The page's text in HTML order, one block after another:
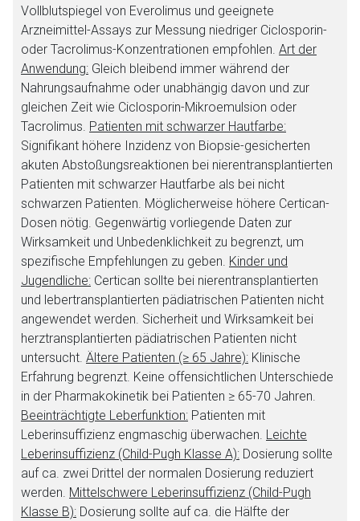
Vollblutspiegel von Everolimus und geeignete
Arzneimittel-Assays zur Messung niedriger Ciclosporin-
oder Tacrolimus-Konzentrationen empfohlen. Art der
Anwendung: Gleich bleibend immer während der
Nahrungsaufnahme oder unabhängig davon und zur
gleichen Zeit wie Ciclosporin-Mikroemulsion oder
Tacrolimus. Patienten mit schwarzer Hautfarbe:
Signifikant höhere Inzidenz von Biopsie-gesicherten
akuten Abstoßungsreaktionen bei nierentransplantierten
Patienten mit schwarzer Hautfarbe als bei nicht
schwarzen Patienten. Möglicherweise höhere Certican-
Dosen nötig. Gegenwärtig vorliegende Daten zur
Wirksamkeit und Unbedenklichkeit zu begrenzt, um
spezifische Empfehlungen zu geben. Kinder und
Jugendliche: Certican sollte bei nierentransplantierten
und lebertransplantierten pädiatrischen Patienten nicht
angewendet werden. Sicherheit und Wirksamkeit bei
herztransplantierten pädiatrischen Patienten nicht
untersucht. Ältere Patienten (≥ 65 Jahre): Klinische
Erfahrung begrenzt. Keine offensichtlichen Unterschiede
in der Pharmakokinetik bei Patienten ≥ 65-70 Jahren.
Beeinträchtigte Leberfunktion: Patienten mit
Leberinsuffizienz engmaschig überwachen. Leichte
Leberinsuffizienz (Child-Pugh Klasse A): Dosierung sollte
auf ca. zwei Drittel der normalen Dosierung reduziert
werden. Mittelschwere Leberinsuffizienz (Child-Pugh
Klasse B): Dosierung sollte auf ca. die Hälfte der